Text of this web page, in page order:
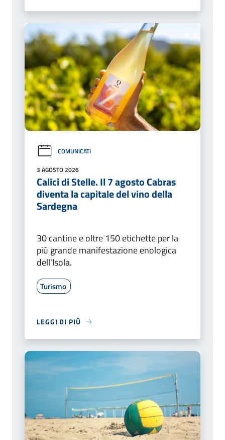
COMUNICATI
3 AGOSTO 2026
Calici di Stelle. Il 7 agosto Cabras
diventa la capitale del vino della
Sardegna
30 cantine e oltre 150 etichette per la
più grande manifestazione enologica
dell'Isola.
Turismo
LEGGI DI PIÙ